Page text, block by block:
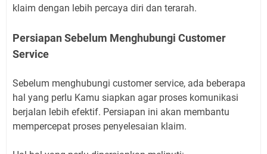
klaim dengan lebih percaya diri dan terarah.
Persiapan Sebelum Menghubungi Customer
Service
Sebelum menghubungi customer service, ada beberapa
hal yang perlu Kamu siapkan agar proses komunikasi
berjalan lebih efektif. Persiapan ini akan membantu
mempercepat proses penyelesaian klaim.